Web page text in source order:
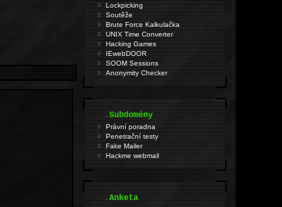
Lockpicking
Soutěže
Brute Force Kalkulačka
UNIX Time Converter
Hacking Games
IEwebDOOR
SOOM Sessions
Anonymity Checker
.Subdomény
Právní poradna
Penetrační testy
Fake Mailer
Hackme webmail
.Anketa